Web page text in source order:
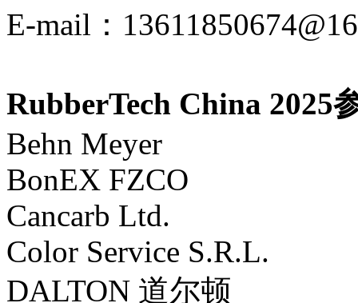
E-mail：
RubberTech China 2025
Behn Meyer
BonEX FZCO
Cancarb Ltd.
Color Service S.R.L.
DALTON 道尔顿